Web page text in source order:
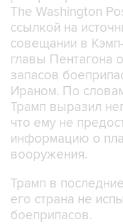
The Washington
ссылкой на
совещании в
главы Пентагона
запасов
Ираном. По
Трамп выразил
что ему не
информацию о
вооружения.
Трамп в
его страна не
боеприпасов.